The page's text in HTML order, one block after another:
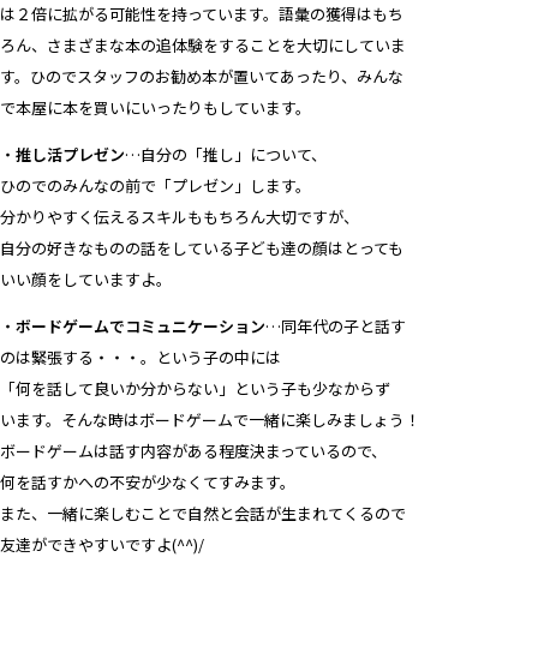
は２倍に拡がる可能性を持っています。語彙の獲得はもち
ろん、さまざまな本の追体験をすることを大切にしていま
す。ひのでスタッフのお勧め本が置いてあったり、みんな
で本屋に本を買いにいったりもしています。
・ 推し活プレゼン…自分の「推し」について、
ひのでのみんなの前で「プレゼン」します。
分かりやすく伝えるスキルももちろん大切ですが、
自分の好きなものの話をしている子ども達の顔はとっても
いい顔をしていますよ。
・ ボードゲームでコミュニケーション…同年代の子と話す
のは緊張する・・・。という子の中には
「何を話して良いか分からない」という子も少なからず
います。そんな時はボードゲームで一緒に楽しみましょう！
ボードゲームは話す内容がある程度決まっているので、
何を話すかへの不安が少なくてすみます。
また、一緒に楽しむことで自然と会話が生まれてくるので
友達ができやすいですよ(^^)/